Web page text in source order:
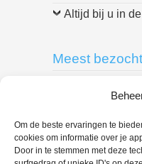
Om de beste ervaringen te
cookies om informatie over je
Door in te stemmen met deze
Altijd bij u in
Meest
Roosendaal
|
Tilburg|